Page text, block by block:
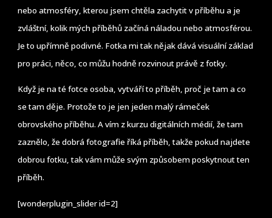
nebo atmosféry, kterou jsem chtěla zachytit v příběhu a je
zvláštní, kolik mých příběhů začíná náladou nebo atmosférou.
Je to upřímně podivné. Fotka mi tak nějak dává visuální základ
pro práci, něco, co můžu hodně rozvinout právě z fotky.
Když je na té fotce osoba, vytváří to příběh, proč je tam a co
se tam děje. Protože to je jen jeden malý rámeček
obrovského příběhu. A vím z kurzu digitálních médií, že tam
zaznělo, že dobrá fotografie říká příběh, takže pokud najdete
dobrou fotku, tak vám může svým způsobem poskytnout ten
příběh.
[wonderplugin_slider id=2]